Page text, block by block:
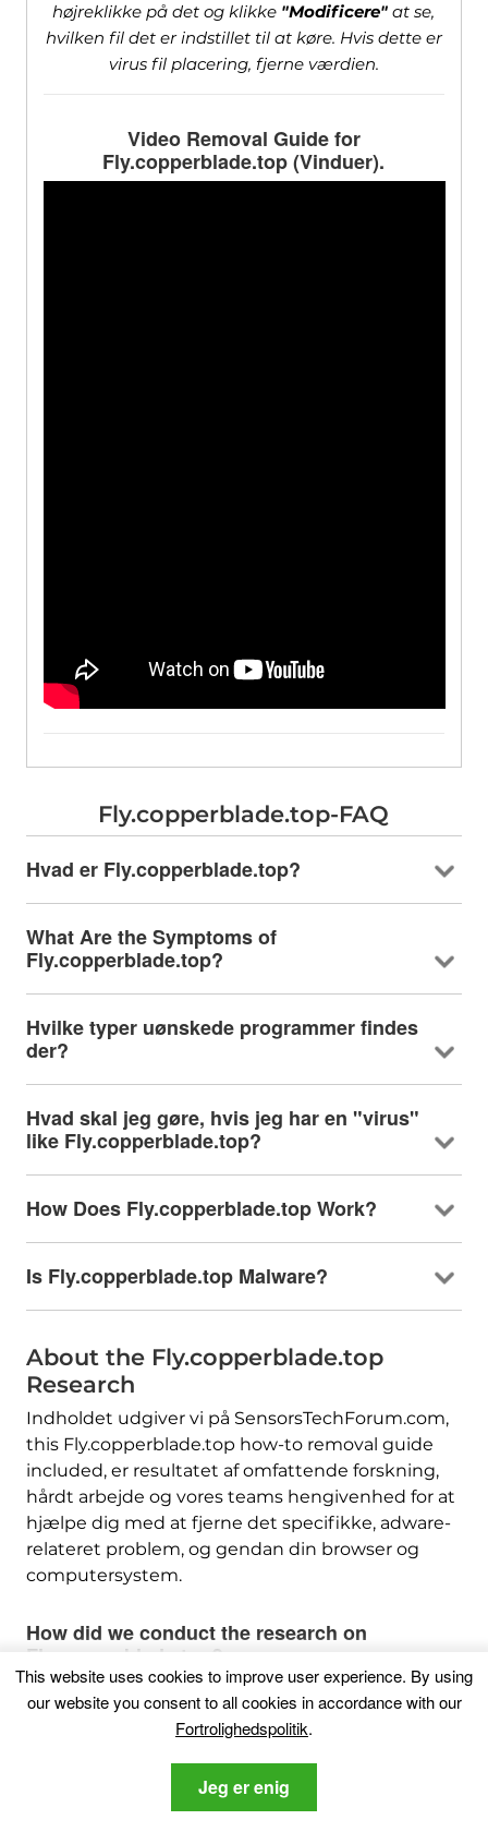
højreklikke på det og klikke "Modificere" at se,
hvilken fil det er indstillet til at køre. Hvis dette er
virus fil placering, fjerne værdien.
Video Removal Guide for
Fly.copperblade.top(Vinduer).
Fly.copperblade.top-FAQ
Hvad er Fly.copperblade.top?
What Are the Symptoms of
Fly.copperblade.top?
Hvilke typer uønskede programmer findes
der?
Hvad skal jeg gøre, hvis jeg har en "virus"
like Fly.copperblade.top?
How Does Fly.copperblade.top Work?
Is Fly.copperblade.top Malware?
About the Fly.copperblade.top
Research
Indholdet udgiver vi på SensorsTechForum.com,
this Fly.copperblade.top how-to removal guide
included, er resultatet af omfattende forskning,
hårdt arbejde og vores teams hengivenhed for at
hjælpe dig med at fjerne det specifikke, adware-
relateret problem, og gendan din browser og
computersystem.
How did we conduct the research on
Fly.copperblade.top ?
Bemærk venligst, at vores forskning er baseret på
uafhængig undersøgelse. Vi er i kontakt med
uafhængige sikkerhedsforskere, takket være, at
vi modtager daglige opdateringer om den
seneste malware, adware, og browser hijacker
This website uses cookies to improve user experience. By using
our website you consent to all cookies in accordance with our
Fortrolighedspolitik.
Jeg er enig